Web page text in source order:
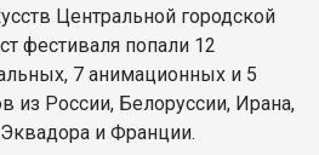
Центральной городской
фестиваля попали 12
7 анимационных и 5
из России, Белоруссии, Ирана,
и Франции.